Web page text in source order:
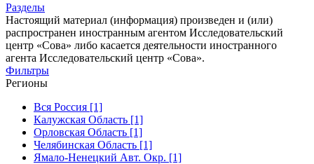
Разделы
Настоящий материал (информация) произведен и (или)
распространен иностранным агентом Исследовательский
центр «Сова» либо касается деятельности иностранного
агента Исследовательский центр «Сова».
Фильтры
Регионы
Вся Россия [1]
Калужская Область [1]
Орловская Область [1]
Челябинская Область [1]
Ямало-Ненецкий Авт. Окр. [1]